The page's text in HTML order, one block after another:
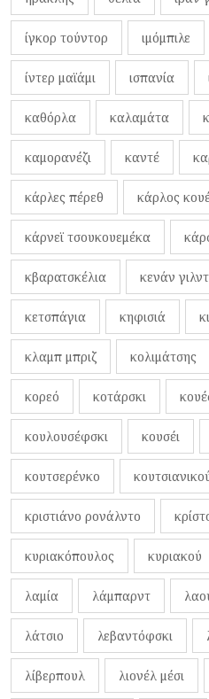
ίγκορ τούντορ ιμόμπιλε
ίντερ μαϊάμι ισπανία
καθόρλα καλαμάτα
καμορανέζι καντέ
κάρλες πέρεθ κάρλος
κάρνεϊ τσουκουεμέκα
κβαρατσκέλια κενάν
κετσπάγια κηφισιά
κλαμπ μπριζ κολιμάτσης
κορεό κοτάρσκι
κουλουσέφσκι κουσέι
κουτσερένκο
κριστιάνο ρονάλντο
κυριακόπουλος κυριακού
λαμία λάμπαρντ
λάτσιο λεβαντόφσκι
λίβερπουλ λιονέλ μέσι